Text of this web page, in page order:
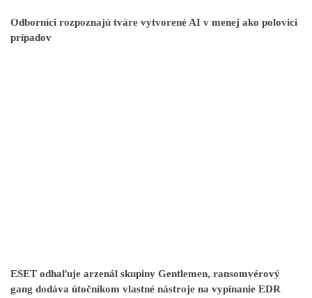
Odborníci rozpoznajú tváre vytvorené AI v menej ako polovici
prípadov
ESET odhaľuje arzenál skupiny Gentlemen, ransomvérový
gang dodáva útočníkom vlastné nástroje na vypínanie EDR